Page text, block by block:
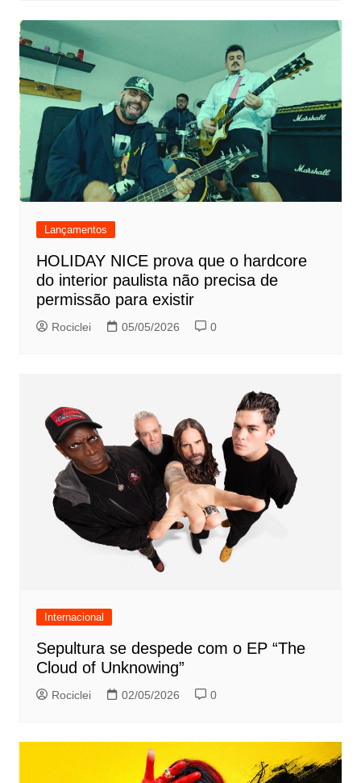
Lançamentos
HOLIDAY NICE prova que o hardcore
do interior paulista não precisa de
permissão para existir
Rociclei 05/05/2026 0
Internacional
Sepultura se despede com o EP “The
Cloud of Unknowing”
Rociclei 02/05/2026 0